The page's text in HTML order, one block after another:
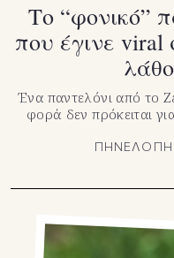
Το “φονικό”
που έγινε viral
Ένα παντελόνι από το
φορά δεν πρόκειται